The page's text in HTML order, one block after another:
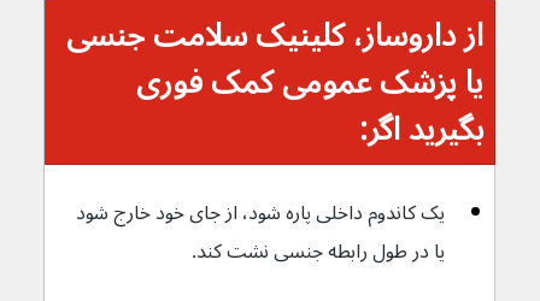
از داروساز، کلینیک سلامت جنسی
یا پزشک عمومی کمک فوری
بگیرید اگر:
یک کاندوم داخلی پاره شود، از جای خود خارج شود
یا در طول رابطه جنسی نشت کند.